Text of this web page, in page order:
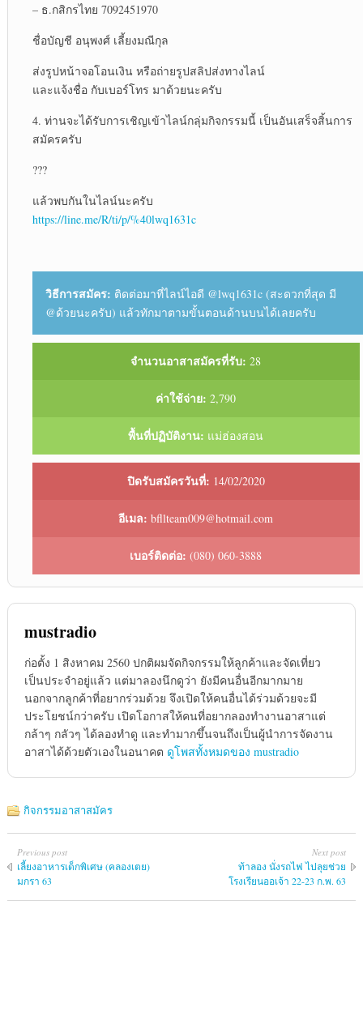
– ธ.กสิกรไทย 7092451970
ชื่อบัญชี อนุพงศ์ เลี้ยงมณีกุล
ส่งรูปหน้าจอโอนเงิน หรือถ่ายรูปสลิปส่งทางไลน์
และแจ้งชื่อ กับเบอร์โทร มาด้วยนะครับ
4. ท่านจะได้รับการเชิญเข้าไลน์กลุ่มกิจกรรมนี้ เป็นอันเสร็จสิ้นการ
สมัครครับ
???
แล้วพบกันในไลน์นะครับ
https://line.me/R/ti/p/%40lwq1631c
วิธีการสมัคร: ติดต่อมาที่ไลน์ไอดี @lwq1631c (สะดวกที่สุด มี
@ด้วยนะครับ) แล้วทักมาตามขั้นตอนด้านบนได้เลยครับ
จำนวนอาสาสมัครที่รับ: 28
ค่าใช้จ่าย: 2,790
พื้นที่ปฏิบัติงาน: แม่ฮ่องสอน
ปิดรับสมัครวันที่: 14/02/2020
อีเมล: bfllteam009@hotmail.com
เบอร์ติดต่อ: (080) 060-3888
mustradio
ก่อตั้ง 1 สิงหาคม 2560 ปกติผมจัดกิจกรรมให้ลูกค้าและจัดเที่ยว
เป็นประจำอยู่แล้ว แต่มาลองนึกดูว่า ยังมีคนอื่นอีกมากมาย
นอกจากลูกค้าที่อยากร่วมด้วย จึงเปิดให้คนอื่นได้ร่วมด้วยจะมี
ประโยชน์กว่าครับ เปิดโอกาสให้คนที่อยากลองทำงานอาสาแต่
กล้าๆ กลัวๆ ได้ลองทำดู และทำมากขึ้นจนถึงเป็นผู้นำการจัดงาน
อาสาได้ด้วยตัวเองในอนาคต ดูโพสทั้งหมดของ mustradio
กิจกรรมอาสาสมัคร
Previous post
เลี้ยงอาหารเด็กพิเศษ (คลองเตย)
มกรา 63
Next post
ท้าลอง นั่งรถไฟ ไปลุยช่วย
โรงเรียนออเจ้า 22-23 ก.พ. 63